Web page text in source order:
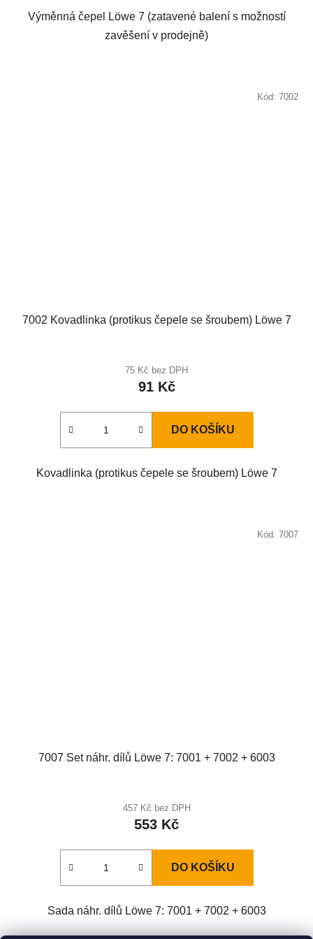
Výměnná čepel Löwe 7 (zatavené balení s možností
zavěšení v prodejně)
7002 Kovadlinka (protikus čepele se šroubem) Löwe 7
75 Kč bez DPH
91 Kč
DO KOŠÍKU
Kovadlinka (protikus čepele se šroubem) Löwe 7
Kód: 7002
7007 Set náhr. dílů Löwe 7: 7001 + 7002 + 6003
457 Kč bez DPH
553 Kč
DO KOŠÍKU
Sada náhr. dílů Löwe 7: 7001 + 7002 + 6003
Kód: 7007